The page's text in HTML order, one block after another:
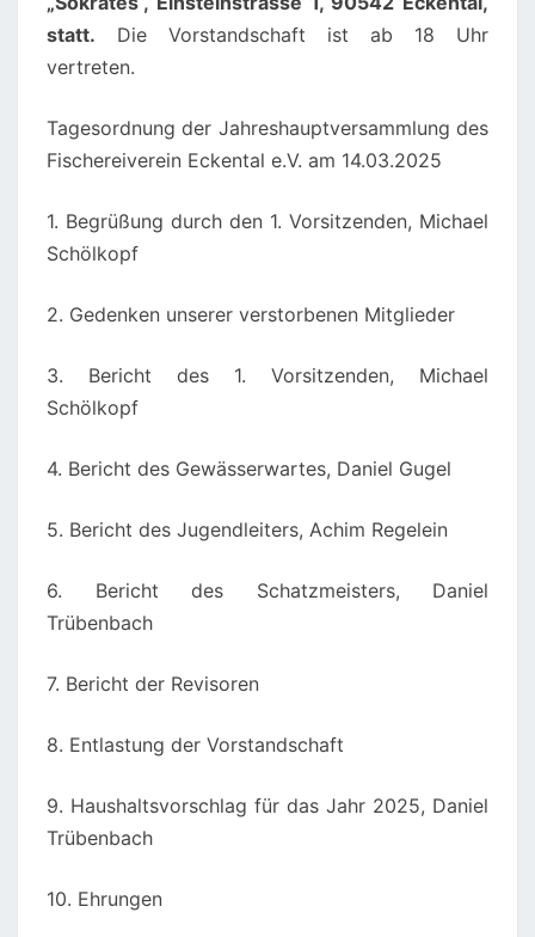
statt. Die Vorstandschaft ist ab 18 Uhr
vertreten.
Tagesordnung der Jahreshauptversammlung des
Fischereiverein Eckental e.V. am 14.03.2025
1. Begrüßung durch den 1. Vorsitzenden, Michael
Schölkopf
2. Gedenken unserer verstorbenen Mitglieder
3. Bericht des 1. Vorsitzenden, Michael
Schölkopf
4. Bericht des Gewässerwartes, Daniel Gugel
5. Bericht des Jugendleiters, Achim Regelein
6. Bericht des Schatzmeisters, Daniel
Trübenbach
7. Bericht der Revisoren
8. Entlastung der Vorstandschaft
9. Haushaltsvorschlag für das Jahr 2025, Daniel
Trübenbach
10. Ehrungen